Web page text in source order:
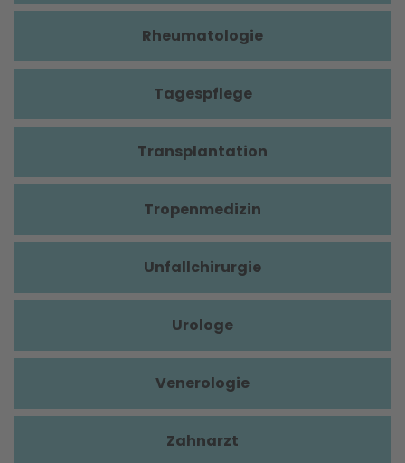
Rheumatologie
Tagespflege
Transplantation
Tropenmedizin
Unfallchirurgie
Urologe
Venerologie
Zahnarzt